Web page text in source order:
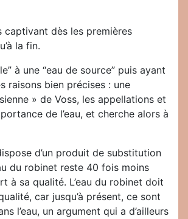
captivant dès les premières
la fin.
à une “eau de source” puis ayant
raisons bien précises : une
» de Voss, les appellations et
de l’eau, et cherche alors à
d’un produit de substitution
du robinet reste 40 fois moins
à sa qualité. L’eau du robinet doit
car jusqu’à présent, ce sont
l’eau, un argument qui a d’ailleurs